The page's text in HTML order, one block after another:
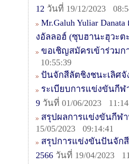
12 วันที่ 19/12/2023
Mr.Galuh Yuliar
งอัลลอฮ์ (ซุบฮานะฮุวะ
ขอเชิญสมัครเข้าร่วมก
10:55:39
ปันจักสีลัตชิงชนะเลิศ
ระเบียบการแข่งขันกีฬ
9 วันที่ 01/06/2023
สรุปผลการแข่งขันกีฬา
15/05/2023 09:14:41
สรุปการแข่งขันปันจัก
2566 วันที่ 19/04/2023